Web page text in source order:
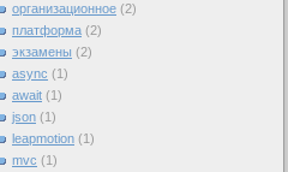
организационное (2)
платформа (2)
экзамены (2)
async (1)
await (1)
json (1)
leapmotion (1)
mvc (1)